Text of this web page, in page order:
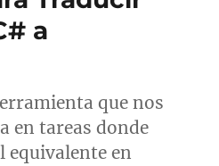
a
que nos
en tareas donde
equivalente en